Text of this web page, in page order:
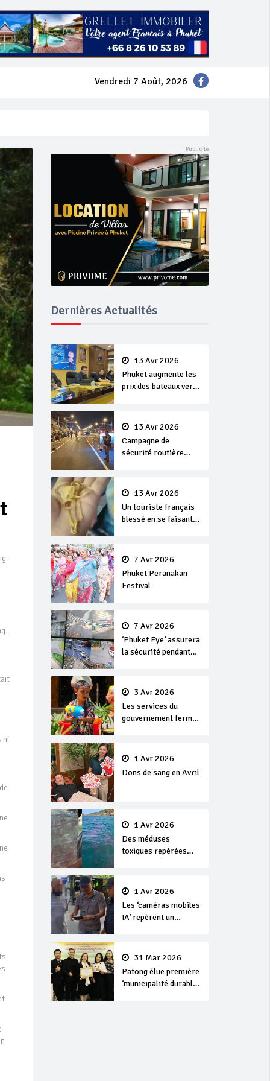
Vendredi 7 Août, 2026
ni
Dernières Actualités
13 Avr 2026
Phuket augmente les
prix des bateaux vers
13 Avr 2026
Campagne de
sécurité routière
13 Avr 2026
Un touriste français
blessé en se faisant
7 Avr 2026
Phuket Peranakan
Festival
7 Avr 2026
‘Phuket Eye’ assurera
la sécurité pendant
3 Avr 2026
Les services du
gouvernement fermés
Songkran
1 Avr 2026
Dons de sang en Avril
1 Avr 2026
Des méduses
toxiques repérées
1 Avr 2026
Les ‘caméras mobiles
IA’ repèrent un
séjour31 Mar 2026
Patong élue première
‘municipalité durable’